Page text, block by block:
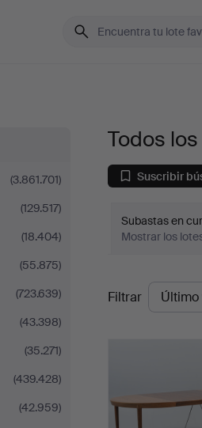
(3.861.701)
(129.517)
(18.404)
(55.875)
(723.639)
(43.398)
(35.271)
(439.428)
(42.959)
Todos
Suscribir
Subastas en
Mostrar los
Precios
de
Filtrar